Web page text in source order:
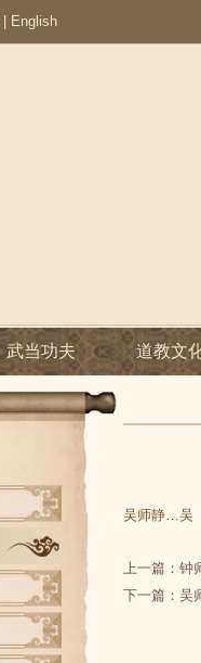
English
武当功夫 道教文
吴师静…
上一篇： 钟
下一篇： 吴